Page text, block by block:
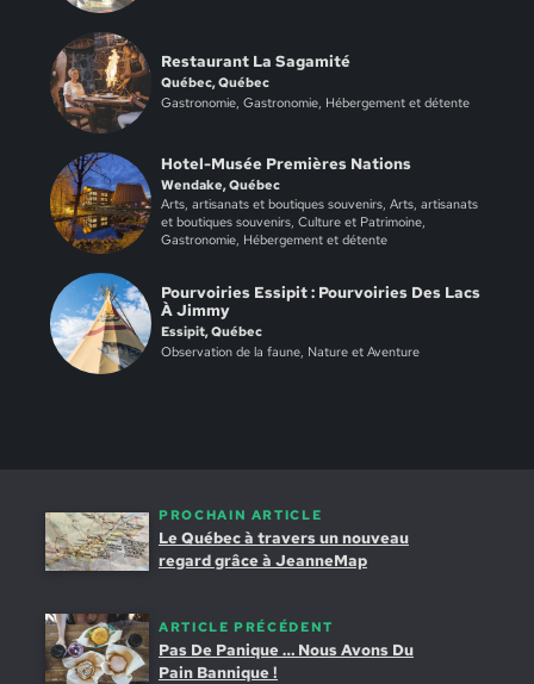
Restaurant La Sagamité
Québec, Québec
Gastronomie, Gastronomie, Hébergement et détente
Hotel-Musée Premières Nations
Wendake, Québec
Arts, artisanats et boutiques souvenirs, Arts, artisanats
et boutiques souvenirs, Culture et Patrimoine,
Gastronomie, Hébergement et détente
Pourvoiries Essipit : Pourvoiries Des Lacs
À Jimmy
Essipit, Québec
Observation de la faune, Nature et Aventure
ARTICLE PRÉCÉDENT
Pas De Panique … Nous Avons Du
Pain Bannique !
PROCHAIN ARTICLE
Le Québec à travers un nouveau
regard grâce à JeanneMap